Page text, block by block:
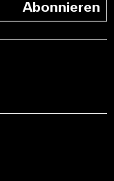
Abonnieren